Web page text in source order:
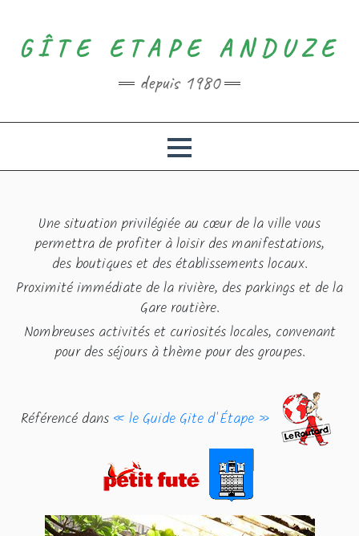
GÎTE ETAPE ANDUZE
depuis 1980
Une situation privilégiée au cœur de la ville vous
permettra de profiter à loisir des manifestations,
des boutiques et des établissements locaux.
Proximité immédiate de la rivière, des parkings et de la
Gare routière.
Nombreuses activités et curiosités locales, convenant
pour des séjours à thème pour des groupes.
Référencé dans « le Guide Gite d'Étape »